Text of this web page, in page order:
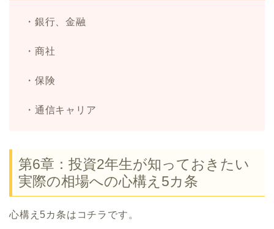
・銀行、金融
・商社
・保険
・通信キャリア
第6章：投資2年生が知っておきたい
実際の相場への心構え5カ条
心構え5カ条はコチラです。